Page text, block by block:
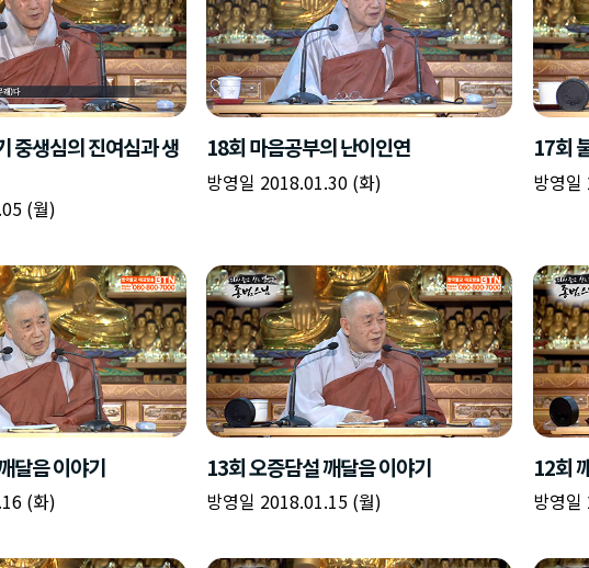
책
갈
피
입
력
이름
시간
확인
닫기
구
간
반
복
입
력
이름
시작시간
종료시간
확인
닫기
플
레
이
리
스
트
추
가
이름
주소
이미지
확인
닫기